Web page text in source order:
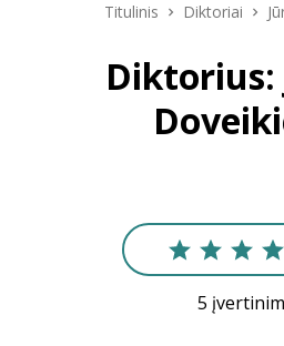
Bibliotekoms
Titulinis Diktoriai
Diktorius:
5